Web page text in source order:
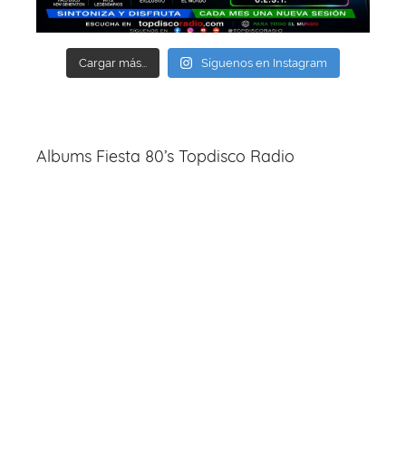
Cargar más... Síguenos en Instagram
Albums Fiesta 80’s Topdisco Radio